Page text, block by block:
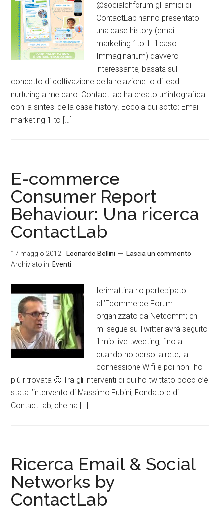
@socialchforum gli amici di
ContactLab hanno presentato
una case history (email
marketing 1to 1: il caso
Immaginarium) davvero
interessante, basata sul
concetto di coltivazione della relazione o di lead
nurturing a me caro. ContactLab ha creato un’infografica
con la sintesi della case history. Eccola qui sotto: Email
marketing 1 to […]
E-commerce
Consumer Report
Behaviour: Una ricerca
ContactLab
17 maggio 2012 - Leonardo Bellini
Lascia un commento
Archiviato in: Eventi
Ierimattina ho partecipato
all’Ecommerce Forum
organizzato da Netcomm; chi
mi segue su Twitter avrà seguito
il mio live tweeting, fino a
quando ho perso la rete, la
connessione Wifi e poi non l’ho
più ritrovata 🙁 Tra gli interventi di cui ho twittato poco c’è
stata l’intervento di Massimo Fubini, Fondatore di
ContactLab, che ha […]
Ricerca Email & Social
Networks by
ContactLab